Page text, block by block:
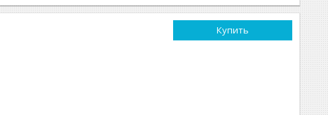
Купить